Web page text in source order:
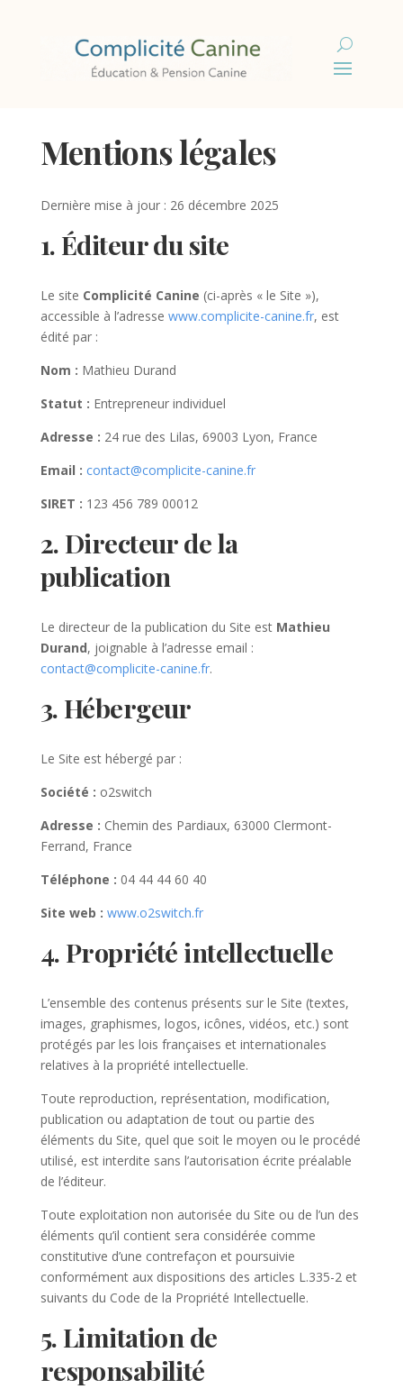
Mentions légales
Dernière mise à jour : 26 décembre 2025
1. Éditeur du site
Le site Complicité Canine (ci-après « le Site »),
accessible à l’adresse www.complicite-canine.fr, est
édité par :
Nom : Mathieu Durand
Statut : Entrepreneur individuel
Adresse : 24 rue des Lilas, 69003 Lyon, France
Email : contact@complicite-canine.fr
SIRET : 123 456 789 00012
2. Directeur de la
publication
Le directeur de la publication du Site est Mathieu
Durand, joignable à l’adresse email :
contact@complicite-canine.fr.
3. Hébergeur
Le Site est hébergé par :
Société : o2switch
Adresse : Chemin des Pardiaux, 63000 Clermont-
Ferrand, France
Téléphone : 04 44 44 60 40
Site web : www.o2switch.fr
4. Propriété intellectuelle
L’ensemble des contenus présents sur le Site (textes,
images, graphismes, logos, icônes, vidéos, etc.) sont
protégés par les lois françaises et internationales
relatives à la propriété intellectuelle.
Toute reproduction, représentation, modification,
publication ou adaptation de tout ou partie des
éléments du Site, quel que soit le moyen ou le procédé
utilisé, est interdite sans l’autorisation écrite préalable
de l’éditeur.
Toute exploitation non autorisée du Site ou de l’un des
éléments qu’il contient sera considérée comme
constitutive d’une contrefaçon et poursuivie
conformément aux dispositions des articles L.335-2 et
suivants du Code de la Propriété Intellectuelle.
5. Limitation de
responsabilité